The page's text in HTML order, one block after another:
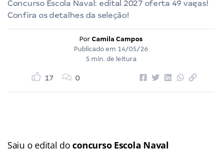
Concurso Escola Naval: edital 2027 oferta 49 vagas!
Confira os detalhes da seleção!
Por Camila Campos
Publicado em 14/05/26
5 min. de leitura
17 0
Saiu o edital doconcurso Escola Naval